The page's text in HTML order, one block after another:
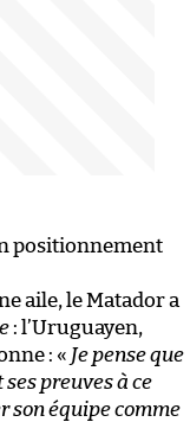
positionnement
aile, le Matador a
: l’Uruguayen,
: « Je pense que
preuves à ce
son équipe comme